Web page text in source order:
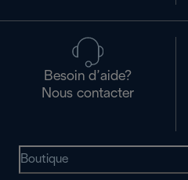
Besoin d’aide?
Nous contacter
Boutique